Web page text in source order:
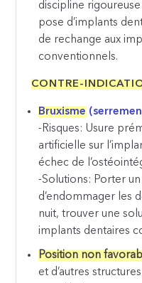
discipline
pose d’implants
de rechange aux
conventionnels.
CONTRE-
Bruxisme
-Risques: Usure
artificielle sur
échec de
-Solutions: Porter
d’endommager les
nuit, trouver une
implants dentaires
Position non
et d’autres